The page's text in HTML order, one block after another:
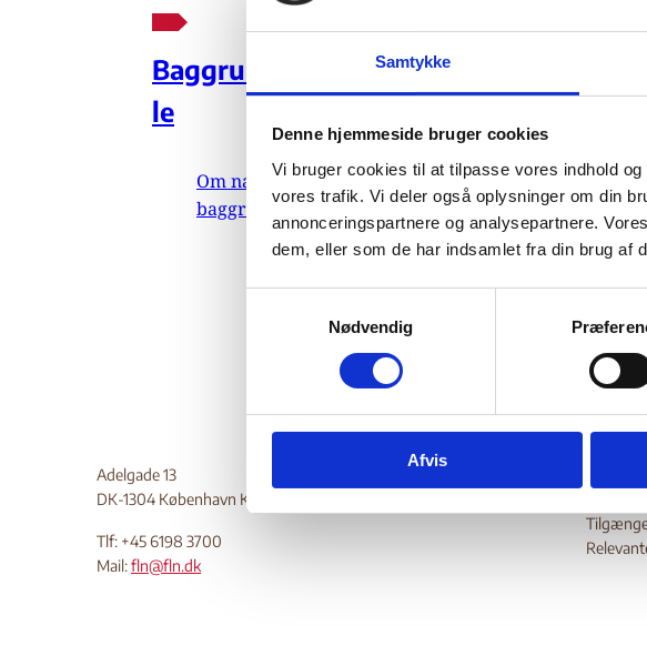
Samtykke
Denne hjemmeside bruger cookies
Vi bruger cookies til at tilpasse vores indhold
vores trafik. Vi deler også oplysninger om din
annonceringspartnere og analysepartnere.
dem, eller som de har indsamlet fra din brug af
v
Nødvendig
Afvis
Baggrundsmateria
le
Om nævnets
baggrundsmateriale
News
2001
13.01.2001 Bilag 282
Indeholder information om
januar 2001 godkendte.
Adelgade 13
DK-1304 København K
Tlf: +45 6198 3700
Mail:fln@fln.dk